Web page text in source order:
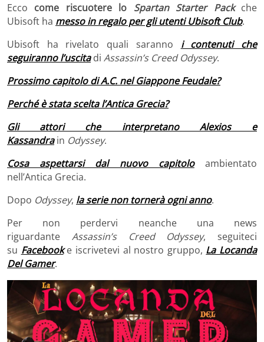
Ecco come riscuotere lo Spartan Starter Packche
Ubisoft ha messo in regalo per gli utenti Ubisoft Club.
Ubisoft ha rivelato quali saranno i contenuti che
seguiranno l’uscitadi Assassin’s Creed Odyssey.
Prossimo capitolo di A.C. nel Giappone Feudale?
Perché è stata scelta l’Antica Grecia?
Gli attori che interpretano Alexios e
Kassandrain Odyssey.
Cosa aspettarsi dal nuovo capitolo
ambientato
nell’Antica Grecia.
Dopo Odyssey, la serie non tornerà ogni anno.
Per non perdervi neanche una news
riguardante Assassin’s Creed Odyssey, seguiteci
su Facebooke iscrivetevi al nostro gruppo, La Locanda
Del Gamer.